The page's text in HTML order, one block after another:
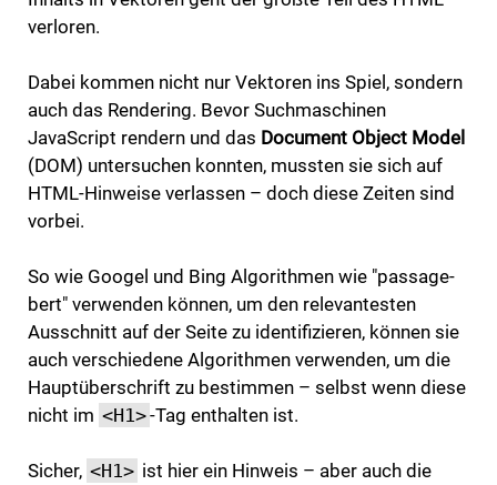
verloren.
Dabei kommen nicht nur Vektoren ins Spiel, sondern
auch das Rendering. Bevor Suchmaschinen
JavaScript rendern und das Document Object Model
(DOM) untersuchen konnten, mussten sie sich auf
HTML-Hinweise verlassen – doch diese Zeiten sind
vorbei.
So wie Googel und Bing Algorithmen wie "passage-
bert" verwenden können, um den relevantesten
Ausschnitt auf der Seite zu identifizieren, können sie
auch verschiedene Algorithmen verwenden, um die
Hauptüberschrift zu bestimmen – selbst wenn diese
nicht im <H1>-Tag enthalten ist.
Sicher, <H1> ist hier ein Hinweis – aber auch die